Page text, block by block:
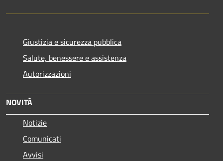
Giustizia e sicurezza pubblica
Salute, benessere e assistenza
Autorizzazioni
NOVITÀ
Notizie
Comunicati
Avvisi